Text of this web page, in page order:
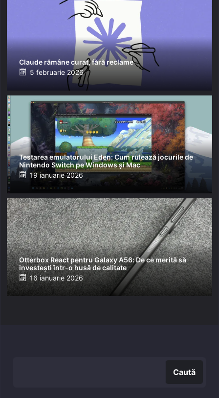
Claude rămâne curat, fără reclame
Posted
5 februarie 2026
Testarea emulatorului Eden: Cum rulează jocurile de
Nintendo Switch pe Windows și Mac
Posted
on
19 ianuarie 2026
Otterbox React pentru Galaxy A56: De ce merită să
investești într-o husă de calitate
Posted
on
16 ianuarie 2026
Caută